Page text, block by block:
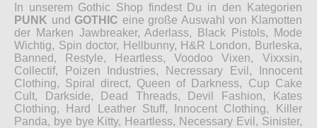
In unserem Gothic Shop findest Du in den Kategorien
PUNK und GOTHIC eine große Auswahl von Klamotten
der Marken Jawbreaker, Aderlass, Black Pistols, Mode
Wichtig, Spin doctor, Hellbunny, H&R London, Burleska,
Banned, Restyle, Heartless, Voodoo Vixen, Vixxsin,
Collectif, Poizen Industries, Necressary Evil, Innocent
Clothing, Spiral direct, Queen of Darkness, Cup Cake
Cult, Darkside, Dead Threads, Devil Fashion, Kates
Clothing, Hard Leather Stuff, Innocent Clothing, Killer
Panda, bye bye Kitty, Heartless, Necessary Evil, Sinister,